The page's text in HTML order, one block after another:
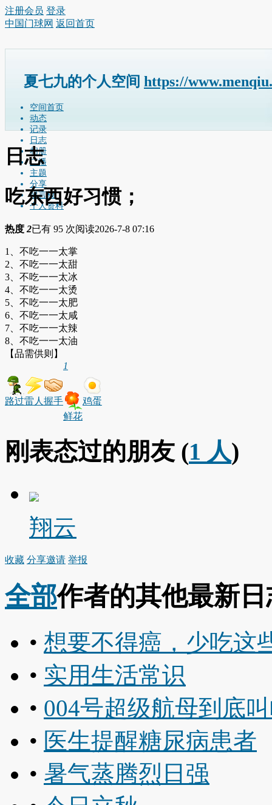
注册会员 登录
中国门球网 返回首页
夏七九的个人空间 https://
空间首页
动态
记录
日志
相册
广播
主题
分享
留言板
个人资料
日志
吃东西好习惯；
热度 2已有 95 次阅读2026-7-8 07:16
1、不吃一一太掌
2、不吃一一太甜
3、不吃一一太冰
4、不吃一一太烫
5、不吃一一太肥
6、不吃一一太咸
7、不吃一一太辣
8、不吃一一太油
【品需供则】
路过雷人 握手
1
鲜花
鸡蛋
刚表态过的朋友 (1 人)
翔云
收藏 分享邀请 举报
全部作者的其他最新日
• 想要不得癌，少吃这
• 实用生活常识
• 004号超级航母到底
• 医生提醒糖尿病患者
• 暑气蒸腾烈日强